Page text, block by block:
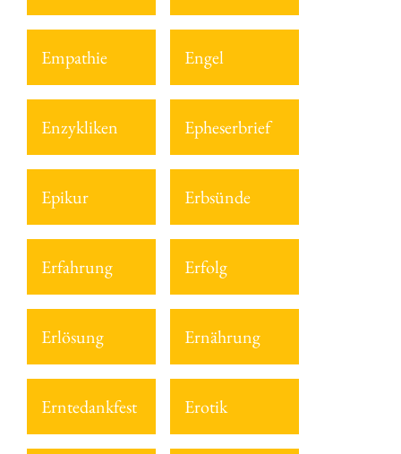
Empathie Engel
Enzykliken Epheserbrief
Epikur Erbsünde
Erfahrung Erfolg
Erlösung Ernährung
Erntedankfest Erotik